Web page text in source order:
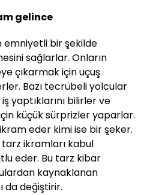
gelince
emniyetli bir şekilde
sağlarlar. Onların
çıkarmak için uçuş
Bazı tecrübeli yolcular
yaptıklarını bilirler ve
küçük sürprizler yaparlar.
eder kimi ise bir şeker.
ikramları kabul
eder. Bu tarz kibar
kaynaklanan
da değiştirir.